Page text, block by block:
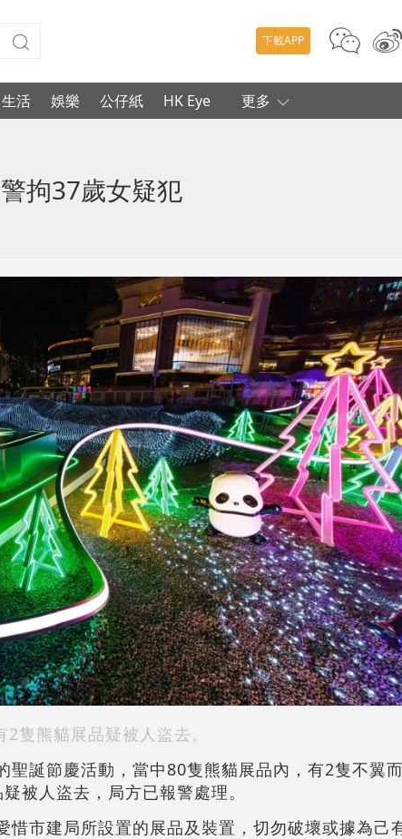
下載APP
生活 娛樂 公仔紙 HK Eye 更多
拘37歲女疑犯
2隻熊貓展品疑被人盜去。
聖誕節慶活動，當中80隻熊貓展品內，有2隻不翼而
被人盜去，局方已報警處理。
市建局所設置的展品及裝置，切勿破壞或據為己